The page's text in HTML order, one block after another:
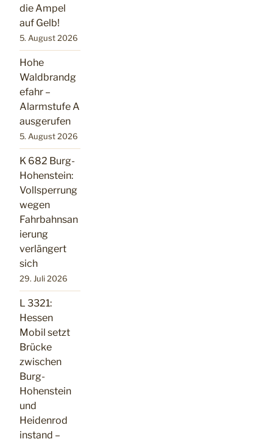
die Ampel
auf Gelb!
5. August 2026
Hohe
Waldbrandg
efahr –
Alarmstufe A
ausgerufen
5. August 2026
K 682 Burg-
Hohenstein:
Vollsperrung
wegen
Fahrbahnsan
ierung
verlängert
sich
29. Juli 2026
L 3321:
Hessen
Mobil setzt
Brücke
zwischen
Burg-
Hohenstein
und
Heidenrod
instand –